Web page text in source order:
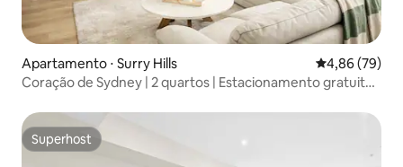
Apartamento ⋅ Surry Hills 4,86 de uma
4,86 (79)
Coração de Sydney | 2 quartos | Estacionamento gratuito |
Superhost
Superhost